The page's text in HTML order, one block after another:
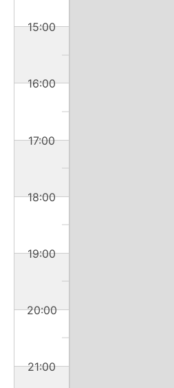
15:00
16:00
17:00
18:00
19:00
20:00
21:00